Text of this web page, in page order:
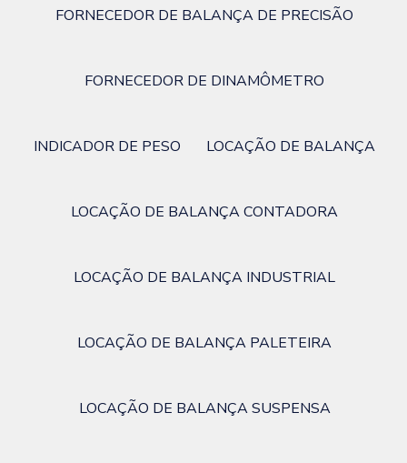
FORNECEDOR DE BALANÇA DE PRECISÃO
FORNECEDOR DE DINAMÔMETRO
INDICADOR DE PESO LOCAÇÃO DE BALANÇA
LOCAÇÃO DE BALANÇA CONTADORA
LOCAÇÃO DE BALANÇA INDUSTRIAL
LOCAÇÃO DE BALANÇA PALETEIRA
LOCAÇÃO DE BALANÇA SUSPENSA